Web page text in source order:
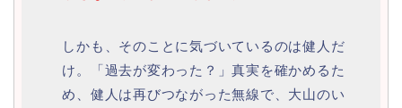
しかも、そのことに気づいているのは健人だ
け。「過去が変わった？」真実を確かめるた
め、健人は再びつながった無線で、大山のい